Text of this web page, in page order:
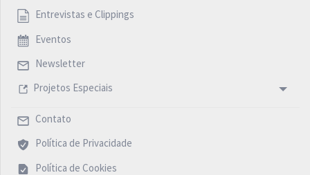
Entrevistas e Clippings
Eventos
Newsletter
Projetos Especiais
Contato
Política de Privacidade
Política de Cookies